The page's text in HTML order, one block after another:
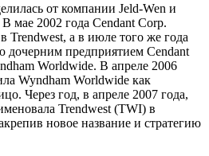
от компании Jeld-Wen и
мае 2002 года Cendant Corp.
Trendwest, а в июле того же года
дочерним предприятием Cendant
Worldwide. В апреле 2006
Wyndham Worldwide как
Через год, в апреле 2007 года,
Trendwest (TWI) в
новое название и стратегию